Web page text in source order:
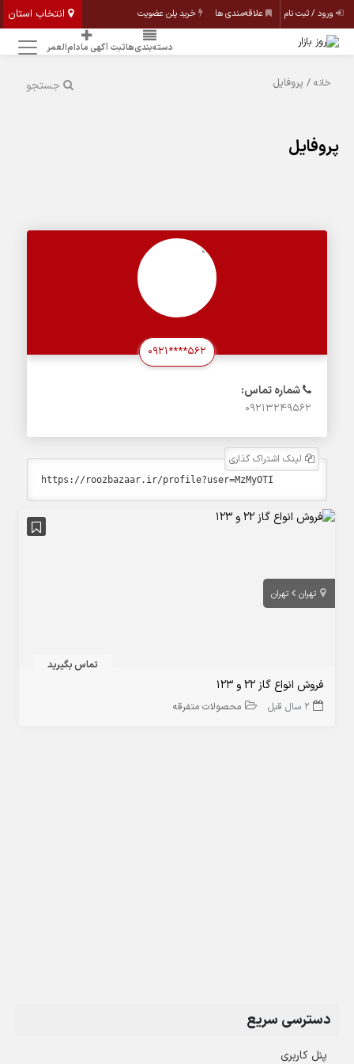
انتخاب استان ورود / ثبت نام علاقه‌مندی ها خرید پلن عضویت
دسته‌بندی‌هاثبت آگهی مادام‌العمر
جستجو خانه / پروفایل
پروفایل
0921****562
شماره تماس:
09213249562
لینک اشتراک گذاری
تهران تهران
تماس بگیرید
فروش انواع گاز ۲۲ و ۱۲۳
2 سال قبل محصولات متفرقه
دسترسی سریع
پنل کاربری